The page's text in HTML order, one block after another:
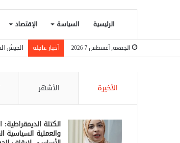
الرئيسية السياسة الإقتصاد
الجمعة, أغسطس 7 2026 أخبار عاجلة الجيش
الأخيرة الأشهر
الكتلة الديمقراطية:
والعملية السياسية